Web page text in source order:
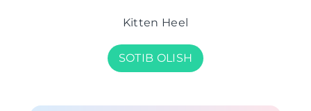
Kitten Heel
SOTIB OLISH